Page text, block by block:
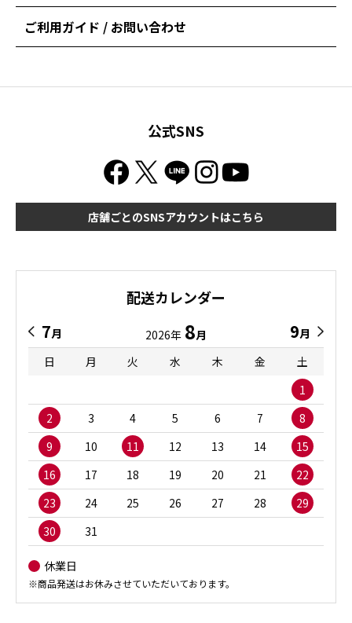
ご利用ガイド / お問い合わせ
公式SNS
店舗ごとのSNSアカウントはこちら
配送カレンダー
7月 2026年 8月 9月
日
月 火 水 木 金
土
1
2
3 4 5 6 7
8
9
10 11 12 13 14
15
16
17 18 19 20 21
22
23
24 25 26 27 28
29
30
31
休業日
※商品発送はお休みさせていただいております。